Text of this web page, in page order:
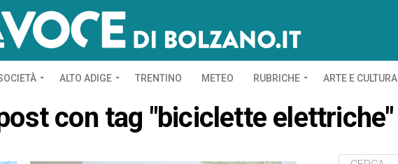
ALTO ADIGE TRENTINO METEO RUBRICHE ARTE E CULTURA
con tag "biciclette elettriche"